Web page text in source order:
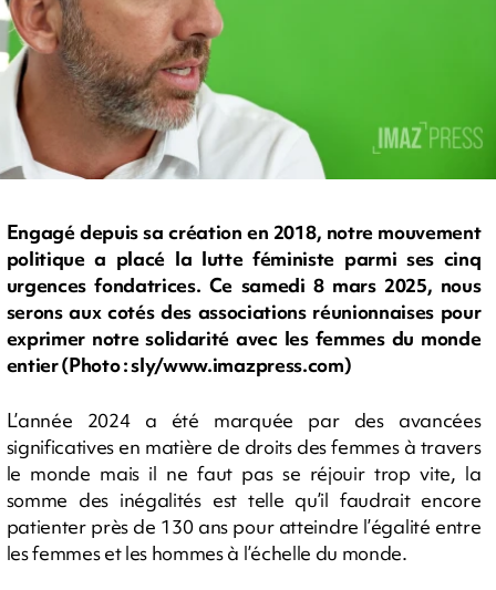
Engagé depuis sa création en 2018, notre mouvement
politique a placé la lutte féministe parmi ses cinq
urgences fondatrices. Ce samedi 8 mars 2025, nous
serons aux cotés des associations réunionnaises pour
exprimer notre solidarité avec les femmes du monde
entier (Photo : sly/www.imazpress.com)
L’année 2024 a été marquée par des avancées
significatives en matière de droits des femmes à travers
le monde mais il ne faut pas se réjouir trop vite, la
somme des inégalités est telle qu’il faudrait encore
patienter près de 130 ans pour atteindre l’égalité entre
les femmes et les hommes à l’échelle du monde.